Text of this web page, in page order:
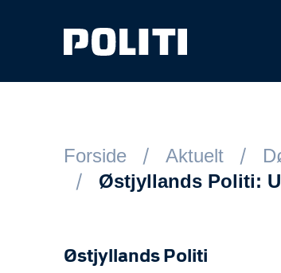
Forside Aktuelt
Østjyllands Politi:
Østjyllands Politi